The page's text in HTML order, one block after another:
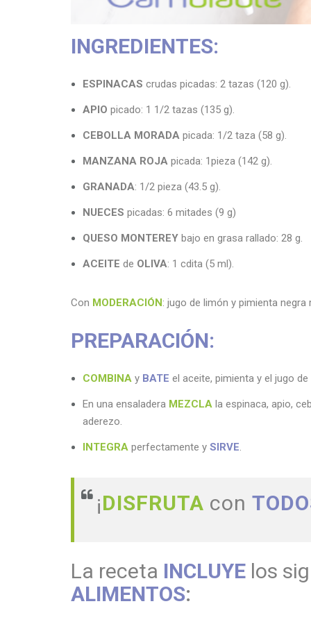
INGREDIENTES:
ESPINACAS crudas picadas: 2 tazas (120 g).
APIO picado: 1 1/2 tazas (135 g).
CEBOLLA MORADA picada: 1/2 taza (58 g).
MANZANA ROJA picada: 1pieza (142 g).
GRANADA: 1/2 pieza (43.5 g).
NUECES picadas: 6 mitades (9 g)
QUESO MONTEREY bajo en grasa rallado: 28 g.
ACEITE de OLIVA: 1 cdita (5 ml).
Con MODERACIÓN: jugo de limón y pimienta negra
PREPARACIÓN:
COMBINA y BATE el aceite, pimienta y el jugo
En una ensaladera MEZCLA la espinaca, apio,
aderezo.
INTEGRA perfectamente y SIRVE.
¡DISFRUTA con
La receta INCLUYE los
ALIMENTOS: